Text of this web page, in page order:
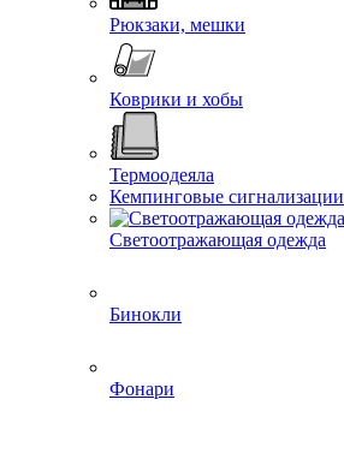
Рюкзаки, мешки
Коврики и хобы
Термоодеяла
Кемпинговые сигнализации
Светоотражающая одежда
Бинокли
Фонари